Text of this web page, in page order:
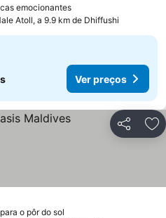
emocionantes
Atoll, a 9.9 km de Dhiffushi
Ver preços
Partilhar
o pôr do sol